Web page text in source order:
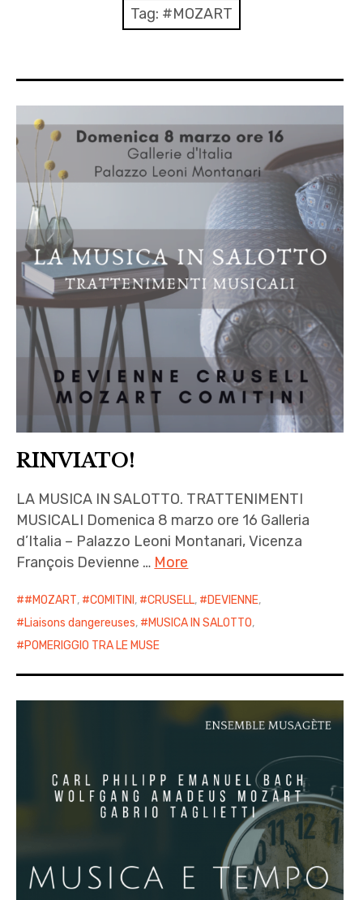
CONTATTI
PRESS
XXIV Stagione Pomeriggio tra le Muse
AUTUNNO CLASSICO 2025
MOZART PASSA A VICENZA 2026
Tag: #MOZART
RINVIATO!
LA MUSICA IN SALOTTO. TRATTENIMENTI
MUSICALI Domenica 8 marzo ore 16 Galleria
d’Italia – Palazzo Leoni Montanari, Vicenza
François Devienne … More
#MOZART, COMITINI, CRUSELL, DEVIENNE,
Liaisons dangereuses, MUSICA IN SALOTTO,
POMERIGGIO TRA LE MUSE